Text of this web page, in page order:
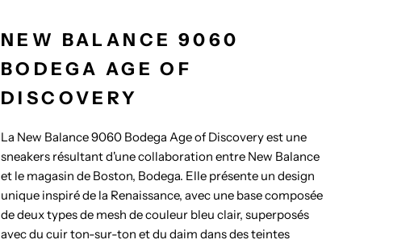
NEW BALANCE 9060
BODEGA AGE OF
DISCOVERY
La New Balance 9060 Bodega Age of Discovery est une
sneakers résultant d'une collaboration entre New Balance
et le magasin de Boston, Bodega. Elle présente un design
unique inspiré de la Renaissance, avec une base composée
de deux types de mesh de couleur bleu clair, superposés
avec du cuir ton-sur-ton et du daim dans des teintes